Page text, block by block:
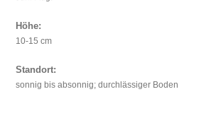
Höhe:
10-15 cm
Standort:
sonnig bis absonnig; durchlässiger Boden